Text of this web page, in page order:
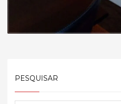
PESQUISAR